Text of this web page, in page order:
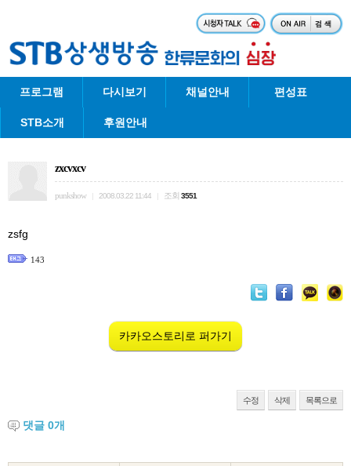
프로그램 다시보기 채널안내 편성표
STB소개 후원안내
zxcvxcv
punkshow 2008.03.22 11:44 조회 3551
zsfg
143
카카오스토리로 퍼가기
수정 삭제 목록으로
댓글 0개